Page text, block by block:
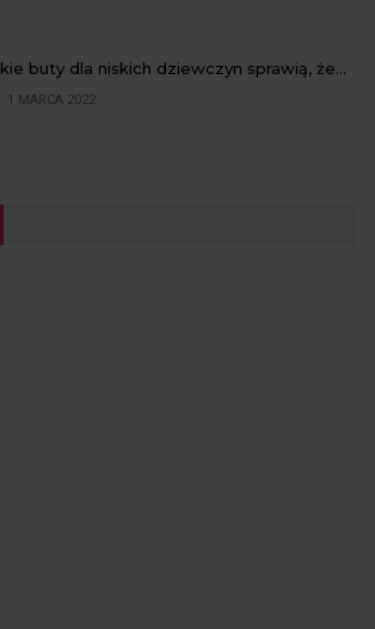
buty dla niskich dziewczyn sprawią, że...
1 MARCA 2022